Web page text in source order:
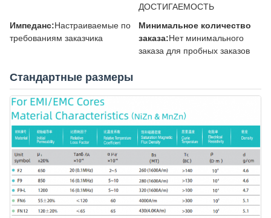
ДОСТИГАЕМОСТЬ
Импеданс:Настраиваемые по
требованиям заказчика
Минимальное количество
заказа:Нет минимального
заказа для пробных заказов
Стандартные размеры